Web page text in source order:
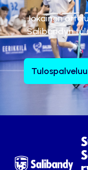
Jokainen
Salibandyn